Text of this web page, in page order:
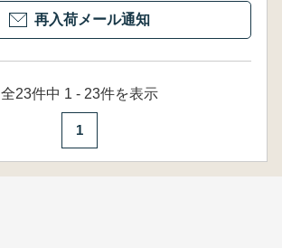
再入荷メール通知
全23件中 1 - 23件を表示
1